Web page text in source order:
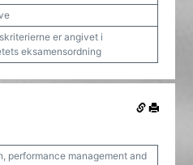
er angivet i
eksamensordning
performance management and